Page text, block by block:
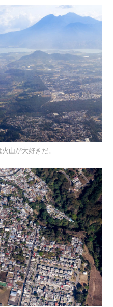
山が大好きだ。